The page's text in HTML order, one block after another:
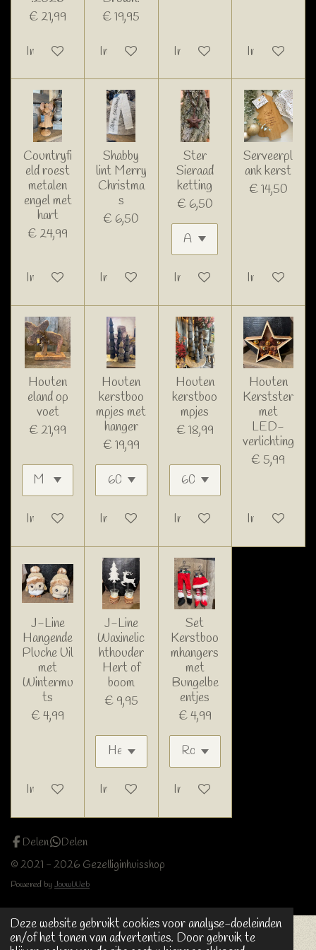
Deze website gebruikt cookies voor analyse-doeleinden
en/of het tonen van advertenties. Door gebruik te
€ 21,99
In winkelwagen
€ 19,95
In winkelwagen In winkelwagen In
Countryfi
eld roest
metalen
engel met
hart
€ 24,99
In winkelwagen
Shabby
lint Merry
Christma
s
€ 6,50
In winkelwagen
Ster
Sieraad
ketting
€ 6,50
In winkelwagen
Serveerpl
ank kerst
€ 14,50
In
Houten
eland op
voet
€ 21,99
In winkelwagen
Houten
kerstboo
mpjes met
hanger
€ 19,99
In winkelwagen
Houten
kerstboo
mpjes
€ 18,99
In winkelwagen
Houten
Kerstster
met
LED-
verlichting
€ 5,99
In
J-Line
Hangende
Pluche Uil
met
Wintermu
ts
€ 4,99
In winkelwagen
J-Line
Waxinelic
hthouder
Hert of
boom
€ 9,95
In winkelwagen
Set
Kerstboo
mhangers
met
Bungelbe
entjes
€ 4,99
In winkelwagen
Delen
Delen
© 2021 - 2026 Gezelliginhuisshop
Powered by JouwWeb